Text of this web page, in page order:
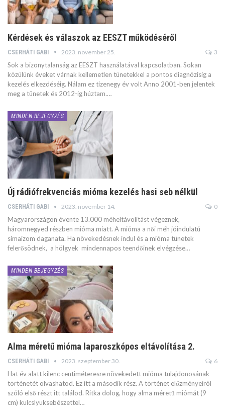
Kérdések és válaszok az EESZT működéséről
CSERHÁTI GABI 2023. november 25. 3
Sok a bizonytalanság az EESZT használatával kapcsolatban. Sokan
közülünk éveket várnak kellemetlen tünetekkel a pontos diagnózisig a
kezelés elkezdéséig. Nálam ez tizenegy év volt Anno 2001-ben jelentek
meg a tünetek és 2012-ig húztam.…
MINDEN BEJEGYZÉS
Új rádiófrekvenciás mióma kezelés hasi seb nélkül
CSERHÁTI GABI 2023. november 14. 0
Magyarországon évente 13.000 méheltávolítást végeznek,
háromnegyed részben mióma miatt. A mióma a női méh jóindulatú
simaizom daganata. Ha növekedésnek indul és a mióma tünetek
felerősödnek, a hölgyek mindennapos teendőinek elvégzése…
MINDEN BEJEGYZÉS
Alma méretű mióma laparoszkópos eltávolítása 2.
CSERHÁTI GABI 2023. szeptember 30. 6
Hat év alatt kilenc centiméteresre növekedett mióma tulajdonosának
történetét olvashatod. Ez itt a második rész. A történet előzményeiról
szóló első részt itt találod. Ritka dolog, hogy alma méretű miómát (9
cm) kulcslyuksebészettel…